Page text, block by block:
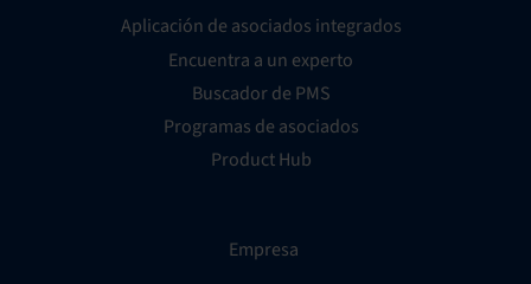
Aplicación de asociados integrados
Encuentra a un experto
Buscador de PMS
Programas de asociados
Product Hub
Empresa